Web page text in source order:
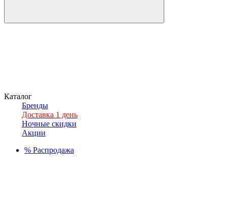
Каталог
Бренды
Доставка 1 день
Ночные скидки
Акции
% Распродажа